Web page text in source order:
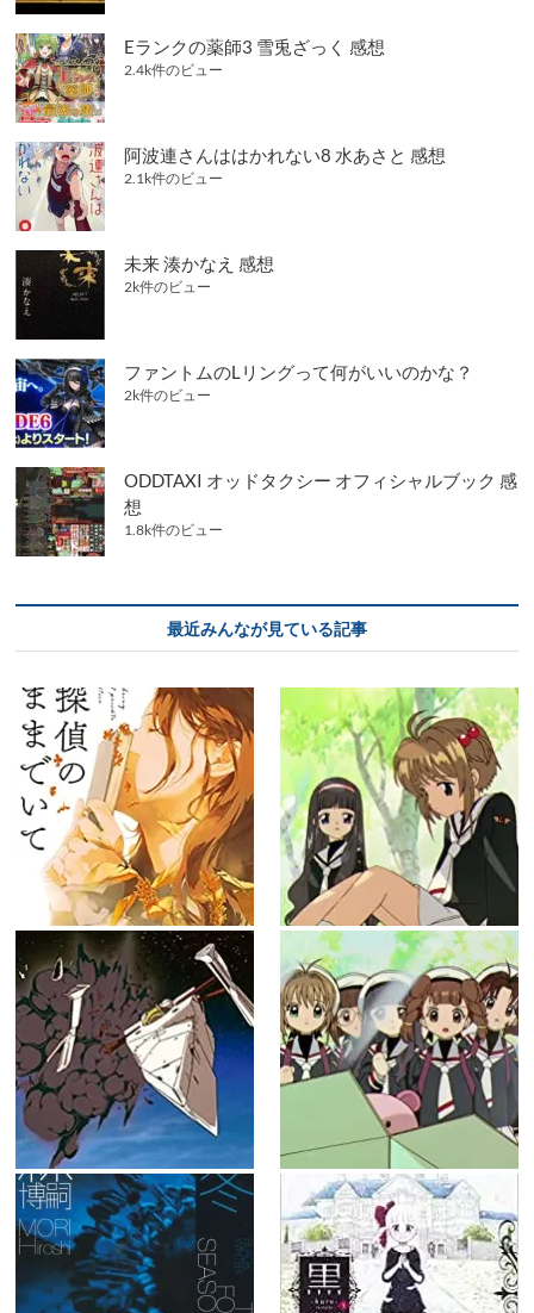
Eランクの薬師3 雪兎ざっく 感想
2.4k件のビュー
阿波連さんははかれない8 水あさと 感想
2.1k件のビュー
未来 湊かなえ 感想
2k件のビュー
ファントムのLリングって何がいいのかな？
2k件のビュー
ODDTAXI オッドタクシー オフィシャルブック 感
想
1.8k件のビュー
最近みんなが見ている記事